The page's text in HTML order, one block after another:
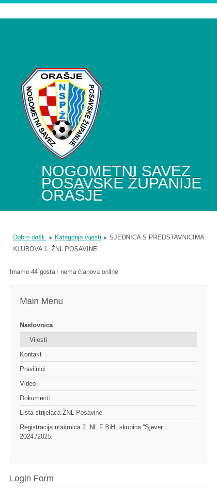
NOGOMETNI SAVEZ
POSAVSKE ŽUPANIJE
ORAŠJE
Dobro došli. Kategorija vijesti
SJEDNICA S PREDSTAVNICIMA
KLUBOVA 1. ŽNL POSAVINE
Imamo 44 gosta i nema članova online
Main Menu
Naslovnica
Vijesti
Kontakt
Pravilnici
Video
Dokumenti
Lista strijelaca ŽNL Posavine
Registracija utakmica 2. NL F BiH, skupina ''Sjever
2024./2025.
Login Form